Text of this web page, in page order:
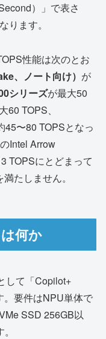
）」で表さ
ります。
性能は次のとお
、ノート向け） が
シリーズが最大50
60 TOPS、
45〜80 TOPSとなっ
Intel Arrow
TOPSにとどまって
たしません。
何か
して「Copilot+
。要件はNPU単体で
SSD 256GB以